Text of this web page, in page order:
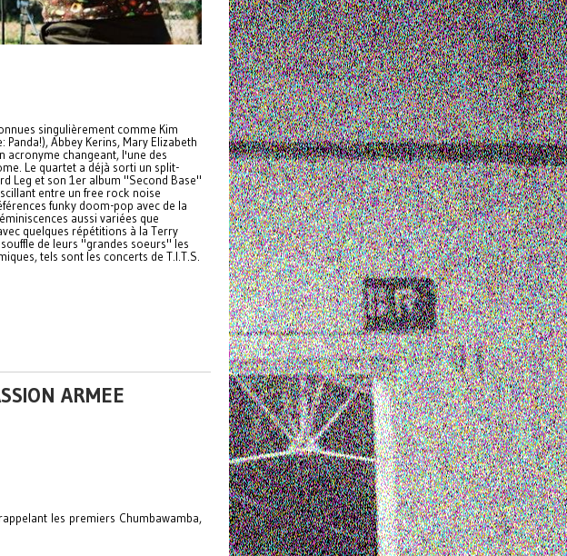
singulièrement comme Kim
Abbey Kerins, Mary Elizabeth
acronyme changeant, l'une des
Le quartet a déjà sorti un split-
Leg et son 1er album "Second Base"
entre un free rock noise
funky doom-pop avec de la
aussi variées que
quelques répétitions à la Terry
de leurs "grandes soeurs" les
tels sont les concerts de T.I.T.S.
ARMEE
les premiers Chumbawamba,